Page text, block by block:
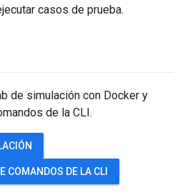
casos de prueba.
de simulación con Docker y
de la CLI.
COMANDOS DE LA CLI